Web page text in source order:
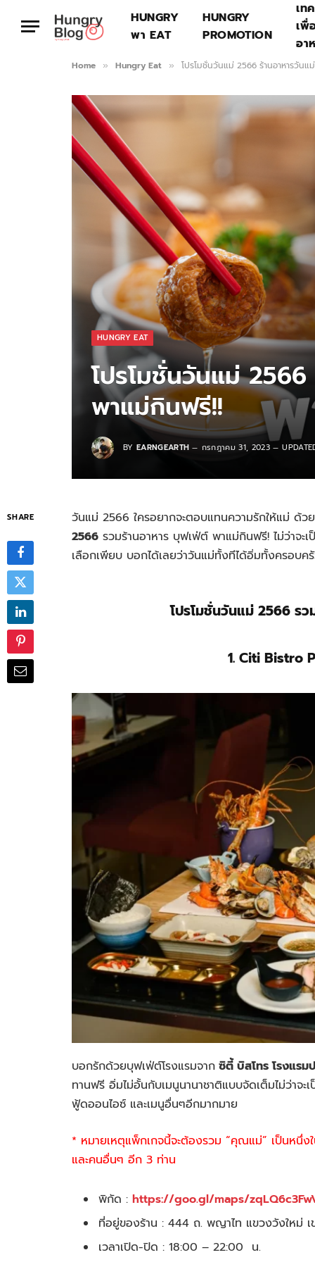
HUNGRY
พา EAT
HUNGRY
PROMOTION
เท
เพื่
อา
Home » Hungry Eat » โปรโมชั่นวันแม่ 2566 ร้านอาหารวัน
HUNGRY EAT
โปรโมชั่นวันแม่
พาแม่กินฟรี!!
BY EARNGEARTH กรกฎาคม 31, 2023
SHARE
วันแม่ 2566 ใครอยากจะตอบแทนความรักให้แม่ ด้
2566 รวมร้านอาหาร บุฟเฟ่ต์ พาแม่กินฟรี! ไม่ว่าจ
เลือกเพียบ บอกได้เลยว่าวันแม่ทั้งทีได้อิ่มทั้งครอบค
โปรโมชั่นวันแม่ 2566 ร
1. Citi Bistro
บอกรักด้วยบุฟเฟ่ต์โรงแรมจาก ซิตี้ บิสโทร โรงแร
ทานฟรี อิ่มไม่อั้นกับเมนูนานาชาติแบบจัดเต็มไม่ว่าจ
ฟู้ดออนไอซ์ และเมนูอื่นๆอีกมากมาย
* หมายเหตุแพ็กเกจนี้จะต้องรวม “คุณแม่” เป็นหนึ่
และคนอื่นๆ อีก 3 ท่าน
พิกัด : https://goo.gl/maps/
ที่อยู่ของร้าน : 444 ถ. พญาไท แขวงวังใหม่
เวลาเปิด-ปิด : 18:00 – 22:00 น.